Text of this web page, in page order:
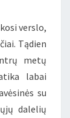
verslo,
Tądien
metų
labai
su
dalelių